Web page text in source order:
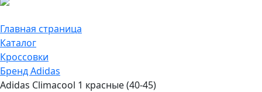
Главная страница
Каталог
Кроссовки
Бренд Adidas
Adidas Climacool 1 красные (40-45)